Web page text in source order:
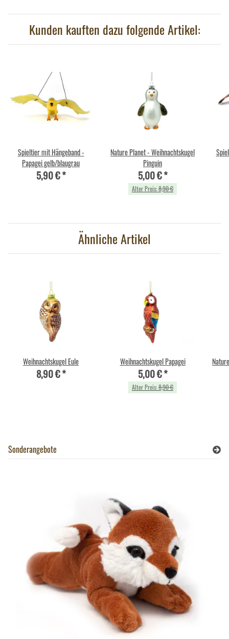
Kunden kauften dazu folgende Artikel:
Spieltier mit Hängeband -
Papagei gelb/blaugrau
5,90 €*
Nature Planet - Weihnachtskugel
Pinguin
5,00 €*
Alter Preis:8,90 €
Ähnliche Artikel
Weihnachtskugel Eule
8,90 €*
Weihnachtskugel Papagei
5,00 €*
Alter Preis:8,90 €
Sonderangebote